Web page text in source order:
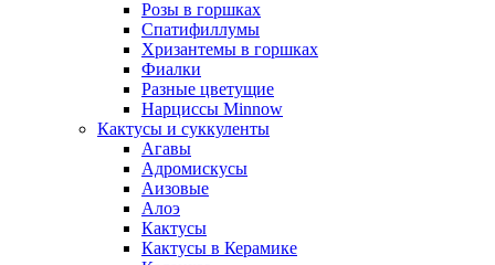
Розы в горшках
Спатифиллумы
Хризантемы в горшках
Фиалки
Разные цветущие
Нарциссы Minnow
Кактусы и суккуленты
Агавы
Адромискусы
Аизовые
Алоэ
Кактусы
Кактусы в Керамике